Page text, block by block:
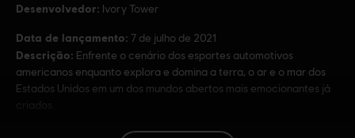
Desenvolvedor: Ivory Tower
Data de lançamento: 7 de julho de 2021
Descrição: Enfrente o cenário dos esportes automotivos
americanos enquanto explora e domina a terra, o ar e o mar dos
Estados Unidos em um dos mundos abertos mais emocionantes já